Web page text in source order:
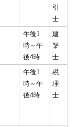
引
士
午後1
時～午
後4時
建
築
士
午後1
時～午
後4時
税
理
士